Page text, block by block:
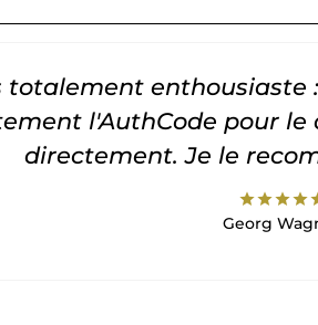
totalement enthousiaste
l'AuthCode pour
directement. Je le
starstarstarstar
Georg